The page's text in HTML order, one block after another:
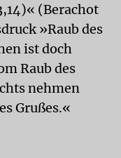
(Berachot
»Raub des
ist doch
Raub des
nehmen
Grußes.«